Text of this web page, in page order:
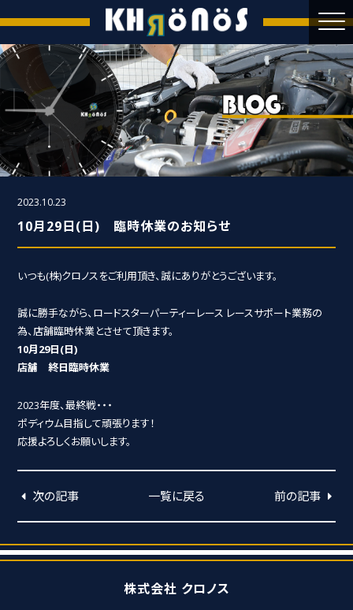
2023.10.23
10月29日(日) 臨時休業のお知らせ
いつも(株)クロノスをご利用頂き、誠にありがとうございます。
誠に勝手ながら、ロードスターパーティーレース レースサポート業務の
為、店舗臨時休業とさせて頂きます。
10月29日(日)
店舗 終日臨時休業
2023年度、最終戦・・・
ポディウム目指して頑張ります！
応援よろしくお願いします。
次の記事 一覧に戻る 前の記事
株式会社 クロノス